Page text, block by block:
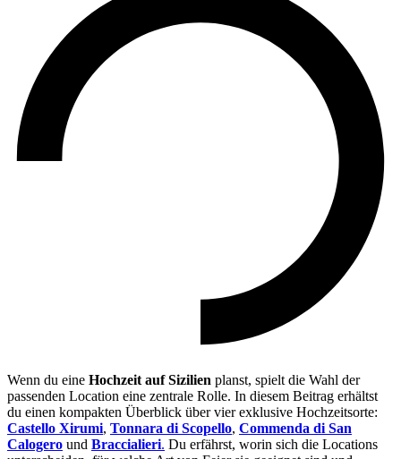
Wenn du eine Hochzeit auf Sizilien planst, spielt die Wahl der
passenden Location eine zentrale Rolle. In diesem Beitrag erhältst
du einen kompakten Überblick über vier exklusive Hochzeitsorte:
Castello Xirumi, Tonnara di Scopello, Commenda di San
Calogero und Braccialieri. Du erfährst, worin sich die Locations